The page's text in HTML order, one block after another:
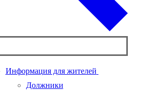
Информация для жителей
Должники